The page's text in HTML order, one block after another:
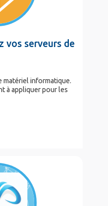
vos serveurs de
matériel informatique.
à appliquer pour les